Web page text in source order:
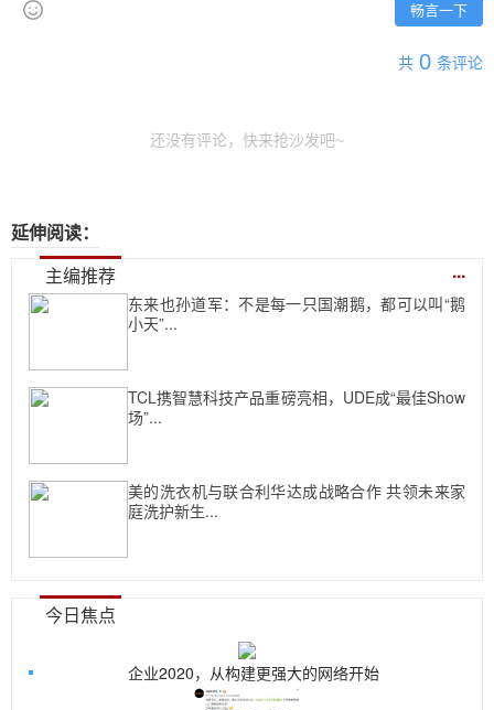
畅言一下
共 0 条评论
还没有评论，快来抢沙发吧~
延伸阅读：
主编推荐
...
东来也孙道军：不是每一只国潮鹅，都可以叫“鹅
小天”...
TCL携智慧科技产品重磅亮相，UDE成“最佳Show
场”...
美的洗衣机与联合利华达成战略合作 共领未来家
庭洗护新生...
今日焦点
企业2020，从构建更强大的网络开始